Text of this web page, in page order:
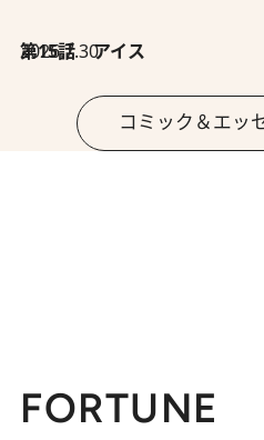
2026.7.30
第15話 アイス
コミック＆エッ
FORTUNE